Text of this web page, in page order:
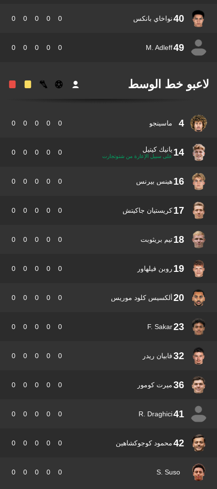
40 نواخاي بانكس 0
0
0
0
49
M. Adleff
0
0
0
0
خط الوسط
4 ماسينجو 0
0
0
0
14 يانيك كيتيل
على سبيل الإعارة من شتوتجارت 0
0
0
0
16 هينس بيرنس 0
0
0
0
17 كريستيان جاكيتش 0
0
0
0
18 تيم بريثوبت 0
0
0
0
19 روبن فيلهاور 0
0
0
0
20 ألكسيس كلود موريس 0
0
0
0
23
F. Sakar
0
0
0
0
32 فابيان ريدر 0
0
0
0
36 ميرت كومور 0
0
0
0
41
R. Draghici
0
0
0
0
42 محمود كوجوكشاهين 0
0
0
0
S. Suso
0
0
0
0